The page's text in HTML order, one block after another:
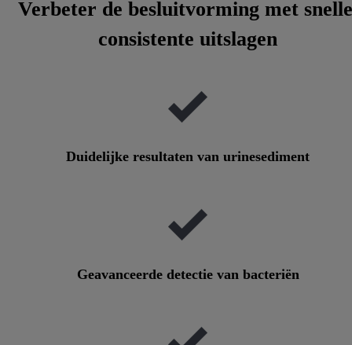
Verbeter de besluitvorming met
consistente uitslagen
Duidelijke resultaten van urinesediment
Geavanceerde detectie van bacteriën